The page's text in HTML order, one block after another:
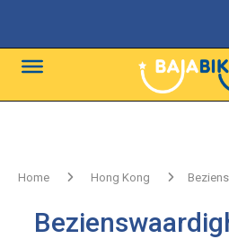
Home Hong Kong